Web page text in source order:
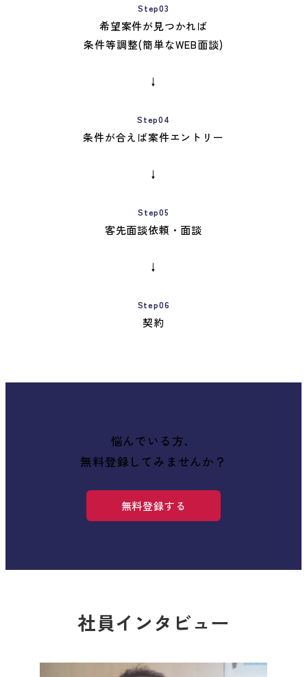
Step03
希望案件が見つかれば
条件等調整(簡単なWEB面談)
↓
Step04
条件が合えば案件エントリー
↓
Step05
客先面談依頼・面談
↓
Step06
契約
悩んでいる方、
無料登録してみませんか？
無料登録する
社員インタビュー